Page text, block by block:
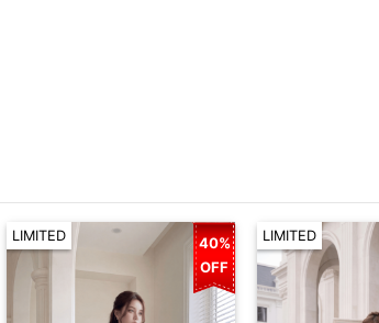
LIMITED
40%
OFF
LIMITED